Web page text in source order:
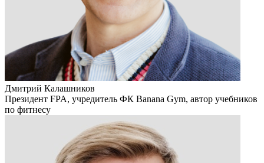
Дмитрий Калашников
Президент FPA, учредитель ФК Banana Gym, автор учебников
по фитнесу